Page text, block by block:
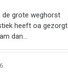
de grote weghorst
heeft oa gezorgt
dan...